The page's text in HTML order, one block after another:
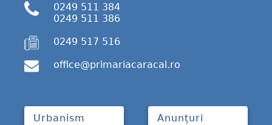
0249 511 384
0249 511 386
0249 517 516
office@primariacaracal.ro
Urbanism Anunțuri